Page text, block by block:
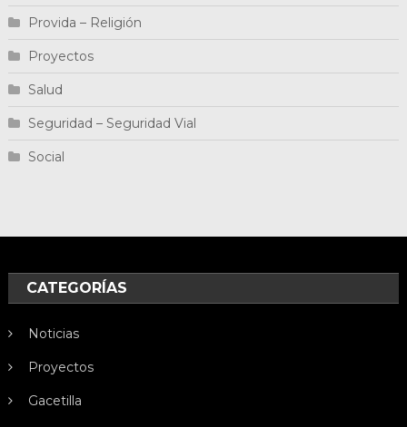
Provida – Religión
Proyectos
Salud
Seguridad – Seguridad Vial
Social
CATEGORÍAS
Noticias
Proyectos
Gacetilla